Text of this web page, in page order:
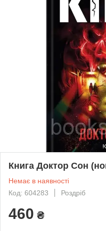
Книга Доктор Сон
Немає в наявності
Код: 604283
Роздріб
460 ₴